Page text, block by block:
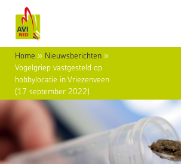
Home » Nieuwsberichten »
Vogelgriep vastgesteld op
hobbylocatie in Vriezenveen
(17 september 2022)